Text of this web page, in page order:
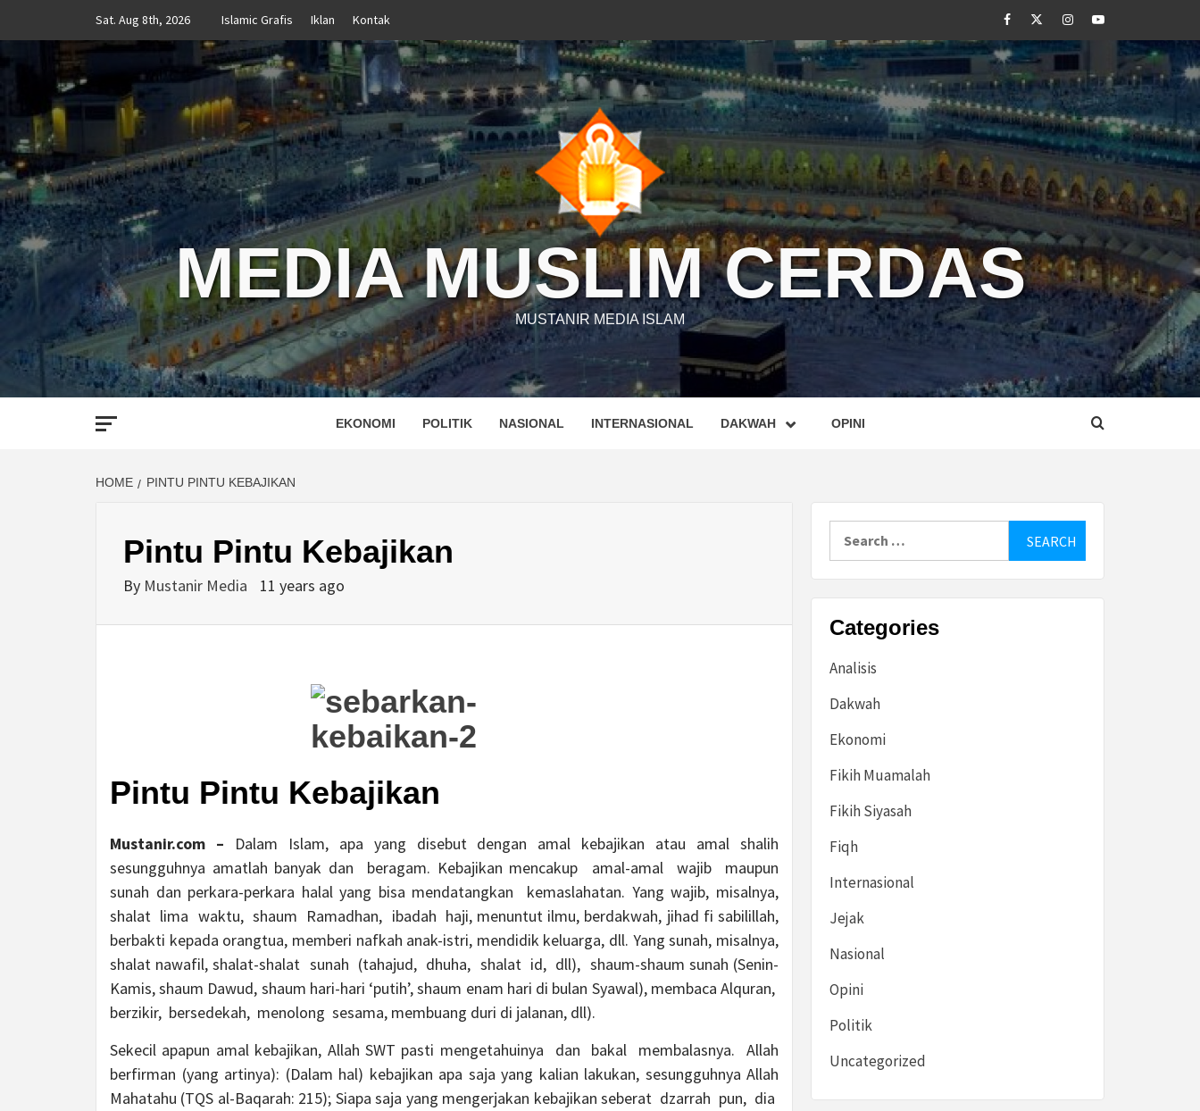
Sat. Aug 8th, 2026 Islamic Grafis Iklan Kontak FacebookTwitterInstagram
Youtube
MEDIA MUSLIM CERDAS
MUSTANIR MEDIA ISLAM
EKONOMI POLITIK NASIONAL INTERNASIONAL DAKWAH OPINI
HOME PINTU PINTU KEBAJIKAN
Pintu Pintu Kebajikan
By Mustanir Media 11 years ago
Pintu Pintu Kebajikan
Mustanir.com – Dalam Islam, apa yang disebut dengan amal kebajikan atau amal shalih
sesungguhnya amatlah banyak dan beragam. Kebajikan mencakup amal-amal wajib maupun
sunah dan perkara-perkara halal yang bisa mendatangkan kemaslahatan. Yang wajib, misalnya,
shalat lima waktu, shaum Ramadhan, ibadah haji, menuntut ilmu, berdakwah, jihad fi sabilillah,
berbakti kepada orangtua, memberi nafkah anak-istri, mendidik keluarga, dll. Yang sunah, misalnya,
shalat nawafil, shalat-shalat sunah (tahajud, dhuha, shalat id, dll), shaum-shaum sunah (Senin-
Kamis, shaum Dawud, shaum hari-hari ‘putih’, shaum enam hari di bulan Syawal), membaca Alquran,
berzikir, bersedekah, menolong sesama, membuang duri di jalanan, dll).
Sekecil apapun amal kebajikan, Allah SWT pasti mengetahuinya dan bakal membalasnya. Allah
berfirman (yang artinya): (Dalam hal) kebajikan apa saja yang kalian lakukan, sesungguhnya Allah
Mahatahu (TQS al-Baqarah: 215); Siapa saja yang mengerjakan kebajikan seberat dzarrah pun, dia
Categories
Analisis
Dakwah
Ekonomi
Fikih Muamalah
Fikih Siyasah
Fiqh
Internasional
Jejak
Nasional
Opini
Politik
Uncategorized